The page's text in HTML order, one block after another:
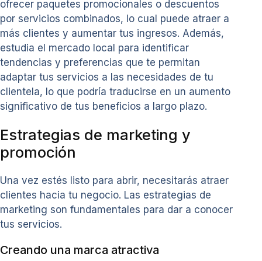
ofrecer paquetes promocionales o descuentos
por servicios combinados, lo cual puede atraer a
más clientes y aumentar tus ingresos. Además,
estudia el mercado local para identificar
tendencias y preferencias que te permitan
adaptar tus servicios a las necesidades de tu
clientela, lo que podría traducirse en un aumento
significativo de tus beneficios a largo plazo.
Estrategias de marketing y
promoción
Una vez estés listo para abrir, necesitarás atraer
clientes hacia tu negocio. Las estrategias de
marketing son fundamentales para dar a conocer
tus servicios.
Creando una marca atractiva